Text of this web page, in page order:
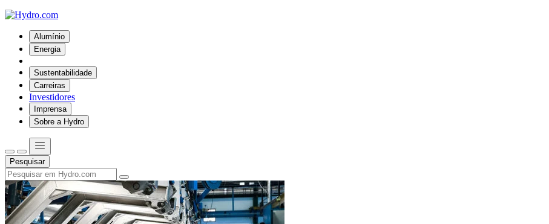
Alumínio
Energia
Sustentabilidade
Carreiras
Investidores
Imprensa
Sobre a Hydro
Pesquisar